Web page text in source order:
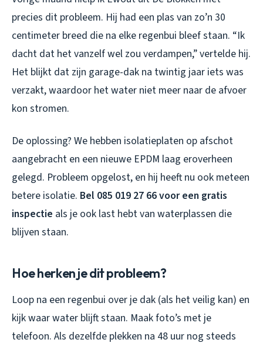
precies dit probleem. Hij had een plas van zo’n 30
centimeter breed die na elke regenbui bleef staan. “Ik
dacht dat het vanzelf wel zou verdampen,” vertelde hij.
Het blijkt dat zijn garage-dak na twintig jaar iets was
verzakt, waardoor het water niet meer naar de afvoer
kon stromen.
De oplossing? We hebben isolatieplaten op afschot
aangebracht en een nieuwe EPDM laag eroverheen
gelegd. Probleem opgelost, en hij heeft nu ook meteen
betere isolatie. Bel 085 019 27 66 voor een gratis
inspectie als je ook last hebt van waterplassen die
blijven staan.
Hoe herken je dit probleem?
Loop na een regenbui over je dak (als het veilig kan) en
kijk waar water blijft staan. Maak foto’s met je
telefoon. Als dezelfde plekken na 48 uur nog steeds